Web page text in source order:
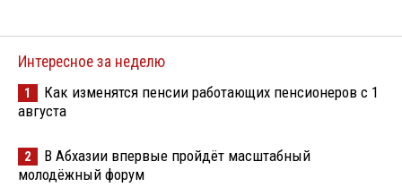
Интересное за неделю
1
Как изменятся пенсии работающих пенсионеров с 1
августа
2
В Абхазии впервые пройдёт масштабный
молодёжный форум